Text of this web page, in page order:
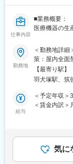
に関わる業務
験は、グロ
す。
・初期開発か
る経験を積む
・高崎工場/
術の導入・
・海外現地法
で活躍する知
・遺伝子組
仕事内容
■業務概要：
医療機器の生
より良いモ
レンジして頂
【業務詳細】
・生産ライン
・設備機器
・設備機器
※生産設備の
勤務地
＜勤務地詳
策：屋内全面
【最寄り駅】
羽犬塚駅、筑
給与
＜予定年収＞
＜賃金内訳
む）＜昇給
給×3～4ヶ月
固定手当には
気に